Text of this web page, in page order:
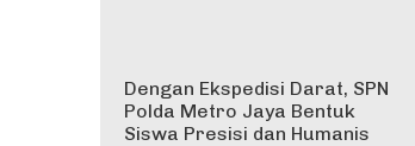
Dengan Ekspedisi Darat, SPN
Polda Metro Jaya Bentuk
Siswa Presisi dan Humanis